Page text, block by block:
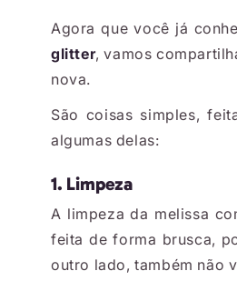
Agora que você já
glitter, vamos
nova.
São coisas simples,
algumas delas:
1. Limpeza
A limpeza da melissa
feita de forma brusca,
outro lado, também não